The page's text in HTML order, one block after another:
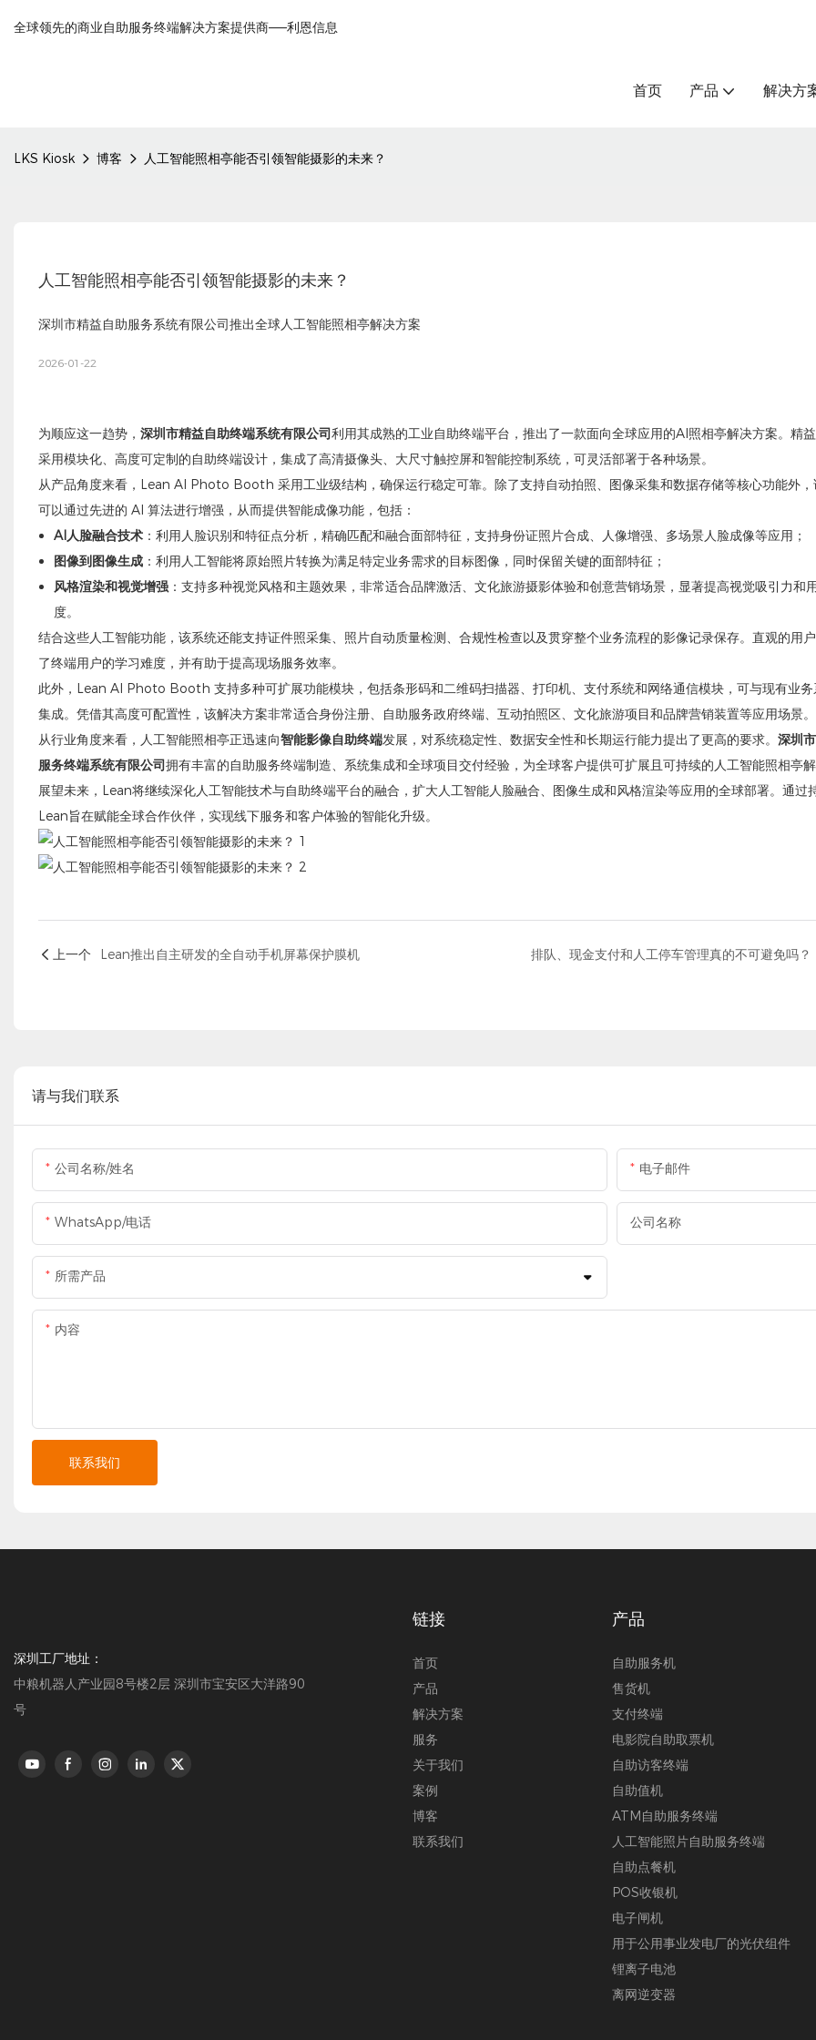
全球领先的商业自助服务终端解决方案提供商——利恩信息
首页 产品 解决方
LKS Kiosk 博客 人工智能照相亭能否引领智能摄影的未来？
人工智能照相亭能否引领智能摄影的未来？
深圳市精益自助服务系统有限公司推出全球人工智能照相亭解决方案
2026-01-22
为顺应这一趋势， 深圳市精益自助终端系统有限公司利用其成熟的工业自助终端平台，推出了一款面向全球应用的AI照相亭解决方案。精
采用模块化、高度可定制的自助终端设计，集成了高清摄像头、大尺寸触控屏和智能控制系统，可灵活部署于各种场景。
从产品角度来看，Lean AI Photo Booth 采用工业级结构，确保运行稳定可靠。除了支​​持自动拍照、图像采集和数据存储等核心功能外，
可以通过先进的 AI 算法进行增强，从而提供智能成像功能，包括：
AI人脸融合技术：利用人脸识别和特征点分析，精确匹配和融合面部特征，支持身份证照片合成、人像增强、多场景人脸成像等应用；
图像到图像生成：利用人工智能将原始照片转换为满足特定业务需求的目标图像，同时保留关键的面部特征；
风格渲染和视觉增强：支持多种视觉风格和主题效果，非常适合品牌激活、文化旅游摄影体验和创意营销场景，显著提高视觉吸引力和
度。
结合这些人工智能功能，该系统还能支持证件照采集、照片自动质量检测、合规性检查以及贯穿整个业务流程的影像记录保存。直观的用
了终端用户的学习难度，并有助于提高现场服务效率。
此外，Lean AI Photo Booth 支持多种可扩展功能模块，包括条形码和二维码扫描器、打印机、支付系统和网络通信模块，可与现有业务
集成。凭借其高度可配置性，该解决方案非常适合身份注册、自助服务政府终端、互动拍照区、文化旅游项目和品牌营销装置等应用场景。
从行业角度来看，人工智能照相亭正迅速向智能影像自助终端发展，对系统稳定性、数据安全性和长期运行能力提出了更高的要求。 深圳
服务终端系统有限公司拥有丰富的自助服务终端制造、系统集成和全球项目交付经验，为全球客户提供可扩展且可持续的人工智能照相亭
展望未来，Lean将继续深化人工智能技术与自助终端平台的融合，扩大人工智能人脸融合、图像生成和风格渲染等应用的全球部署。通过
Lean旨在赋能全球合作伙伴，实现线下服务和客户体验的智能化升级。
上一个 Lean推出自主研发的全自动手机屏幕保护膜机 排队、现金支付和人工停车管理真的不可避免吗？
请与我们联系
公司名称/姓名 电子邮件
WhatsApp/电话 公司名称
所需产品
内容
联系我们
深圳工厂地址：
中粮机器人产业园8号楼2层 深圳市宝安区大洋路90
号
链接
首页
产品
解决方案
服务
关于我们
案例
博客
联系我们
产品
自助服务机
售货机
支付终端
电影院自助取票机
自助访客终端
自助值机
ATM自助服务终端
人工智能照片自助服务终端
自助点餐机
POS收银机
电子闸机
用于公用事业发电厂的光伏组件
锂离子电池
离网逆变器